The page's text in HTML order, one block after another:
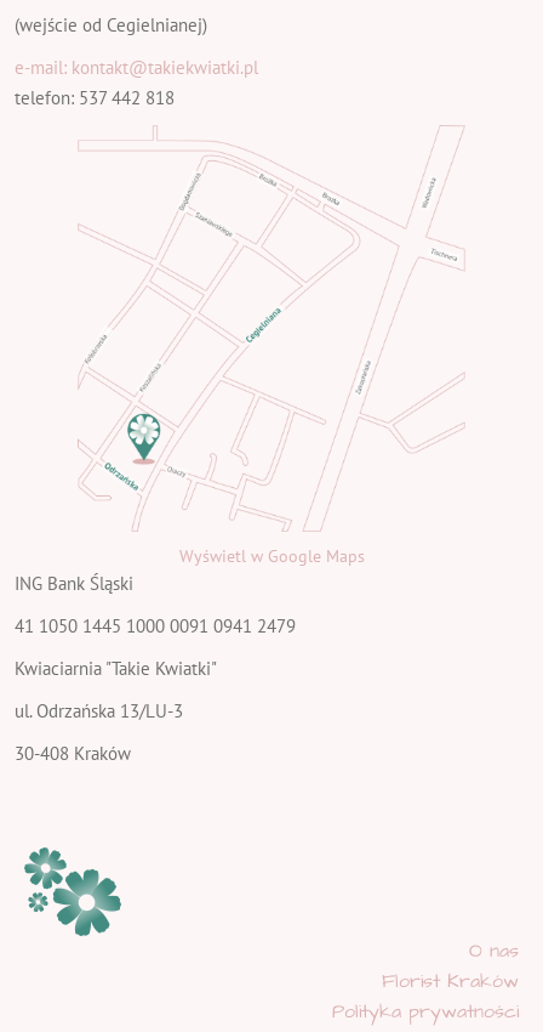
(wejście od Cegielnianej)
e-mail: kontakt@takiekwiatki.pl
telefon: 537 442 818
Wyświetl w Google Maps
ING Bank Śląski
41 1050 1445 1000 0091 0941 2479
Kwiaciarnia "Takie Kwiatki"
ul. Odrzańska 13/LU-3
30-408 Kraków
O nas
Florist Kraków
Polityka prywatności